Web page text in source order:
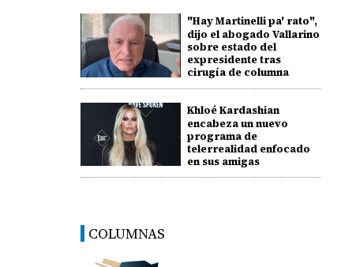
"Hay Martinelli pa' rato",
dijo el abogado Vallarino
sobre estado del
expresidente tras
cirugía de columna
Khloé Kardashian
encabeza un nuevo
programa de
telerrealidad enfocado
en sus amigas
COLUMNAS